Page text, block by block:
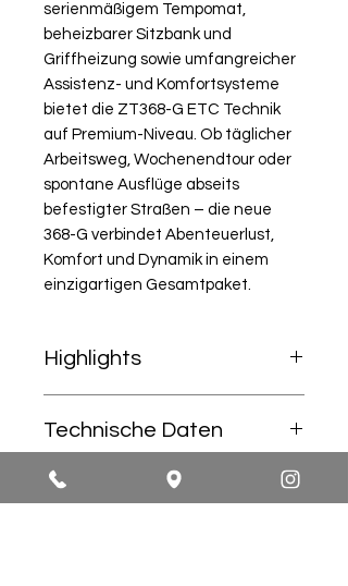
serienmäßigem Tempomat,
beheizbarer Sitzbank und
Griffheizung sowie umfangreicher
Assistenz- und Komfortsysteme
bietet die ZT368-G ETC Technik
auf Premium-Niveau. Ob täglicher
Arbeitsweg, Wochenendtour oder
spontane Ausflüge abseits
befestigter Straßen – die neue
368-G verbindet Abenteuerlust,
Komfort und Dynamik in einem
einzigartigen Gesamtpaket.
Highlights
Einzylinder
Elektronischer Gasgriff (Ride-by-
Wire / ETC)
Tempomat serienmäßig
Technische Daten
Motor: 1-Zylinder, 4-Takt, DOHC,
flüssigkeitsgekühlt
Garantie